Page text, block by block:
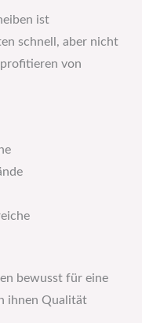
ist
schnell, aber nicht
von
bewusst für eine
ihnen Qualität